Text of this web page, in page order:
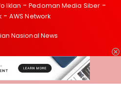
Iklan
Pedoman Media Siber
AWS Network
Nasional News